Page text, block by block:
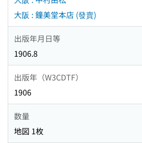
大阪 : 鐘美堂本店 (發賣)
出版年月日等
1906.8
出版年（W3CDTF）
1906
数量
地図 1枚